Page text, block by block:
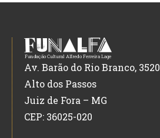
Av. Barão do Rio Branco, 3520
Alto dos Passos
Juiz de Fora – MG
CEP: 36025-020